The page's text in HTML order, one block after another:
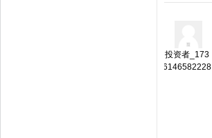
投资者_173
6146582228